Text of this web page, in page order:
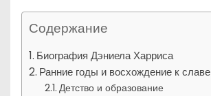
Содержание
Биография Дэниела Харриса
Ранние годы и восхождение к славе
Детство и образование